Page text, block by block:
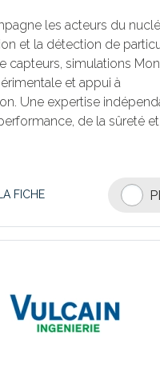
les acteurs du
et la détection de
capteurs, simulations
et appui à
Une expertise
de la sûreté
FICHE